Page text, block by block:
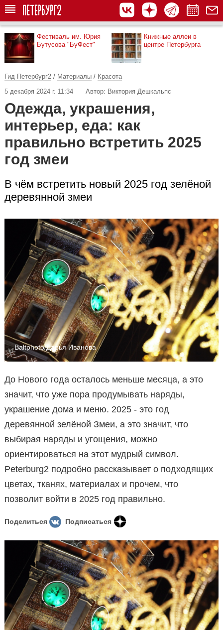
Фестиваль им. Юрия
Бутусова "БуФест"
Книжные аллеи в
центре Петербурга
Гид Петербург2 / Материалы / Красота
5 декабря 2024 г. 11:34
Автор: Виктория Дешкальпс
Одежда, украшения,
интерьер, еда: как
правильно встретить 2025
год змеи
В чём встретить новый 2025 год зелёной
деревянной змеи
Baltphoto/Дарья Иванова
До Нового года осталось меньше месяца, а это
значит, что уже пора продумывать наряды,
украшение дома и меню. 2025 - это год
деревянной зелёной Змеи, а это значит, что
выбирая наряды и угощения, можно
ориентироваться на этот мудрый символ.
Peterburg2 подробно рассказывает о подходящих
цветах, тканях, материалах и прочем, что
позволит войти в 2025 год правильно.
Поделиться Подписаться